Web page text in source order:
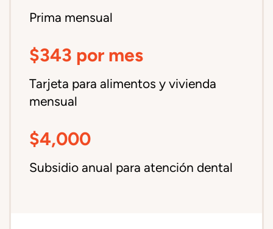
Prima mensual
$343 por mes
Tarjeta para alimentos y vivienda
mensual
$4,000
Subsidio anual para atención dental